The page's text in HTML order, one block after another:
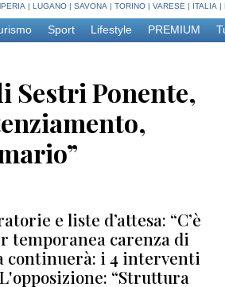
| LUGANO | SAVONA | TORINO | VARESE | ITALIA |
Sport Lifestyle PREMIUM
Sestri Ponente,
e liste d’attesa: “C’è
temporanea carenza di
continuerà: i 4 interventi
“Struttura